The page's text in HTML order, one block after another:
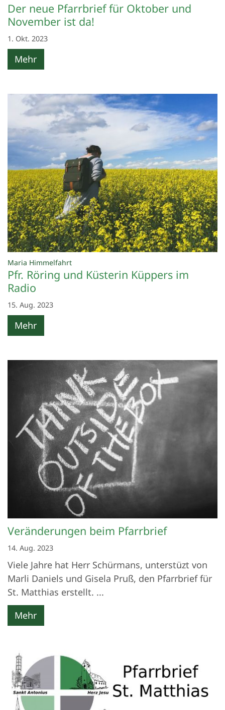
Der neue Pfarrbrief für Oktober und
November ist da!
1. Okt. 2023
Mehr
Maria Himmelfahrt:
Pfr. Röring und Küsterin Küppers im
Radio
15. Aug. 2023
Mehr
Veränderungen beim Pfarrbrief
14. Aug. 2023
Viele Jahre hat Herr Schürmans, unterstüzt von
Marli Daniels und Gisela Pruß, den Pfarrbrief für
St. Matthias erstellt. ...
Mehr